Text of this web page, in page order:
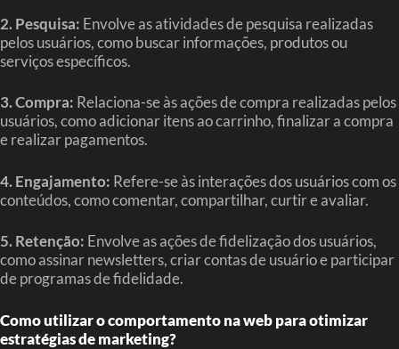
2. Pesquisa: Envolve as atividades de pesquisa realizadas
pelos usuários, como buscar informações, produtos ou
serviços específicos.
3. Compra: Relaciona-se às ações de compra realizadas pelos
usuários, como adicionar itens ao carrinho, finalizar a compra
e realizar pagamentos.
4. Engajamento: Refere-se às interações dos usuários com os
conteúdos, como comentar, compartilhar, curtir e avaliar.
5. Retenção: Envolve as ações de fidelização dos usuários,
como assinar newsletters, criar contas de usuário e participar
de programas de fidelidade.
Como utilizar o comportamento na web para otimizar
estratégias de marketing?